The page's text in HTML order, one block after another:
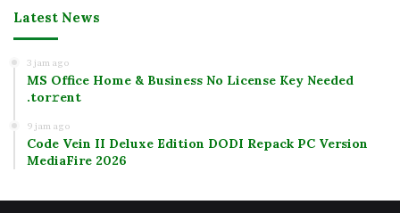
Latest News
3 jam ago
MS Office Home & Business No License Key Needed
.tоr𝚛еnt
9 jam ago
Code Vein II Deluxe Edition DODI Repack PC Version
MediaFire 2026